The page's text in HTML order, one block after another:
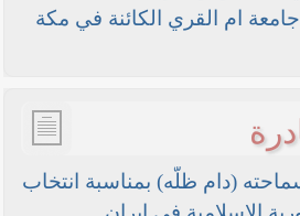
ام القري الكائنة في مكة
(دام ظلّه) بمناسبة انتخاب